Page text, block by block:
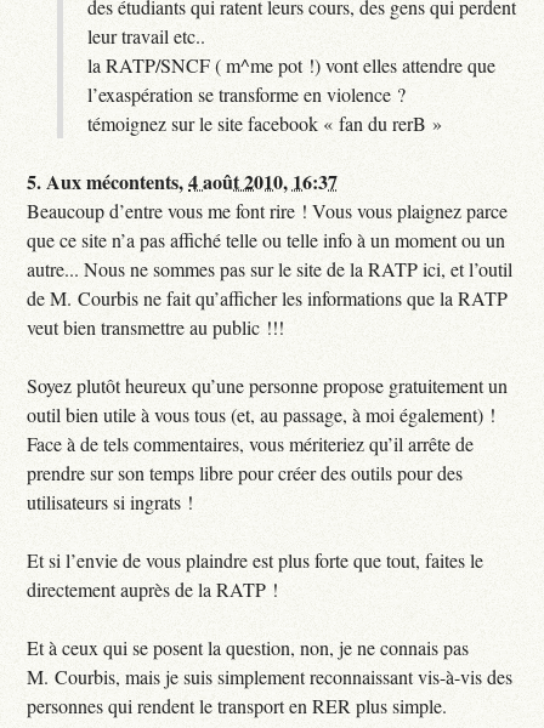
des étudiants qui ratent leurs cours, des gens qui perdent
leur travail etc..
la RATP/SNCF ( m^me pot !) vont elles attendre que
l’exaspération se transforme en violence ?
témoignez sur le site facebook « fan du rerB »
5.Aux mécontents,4 août 2010, 16:37
Beaucoup d’entre vous me font rire ! Vous vous plaignez parce
que ce site n’a pas affiché telle ou telle info à un moment ou un
autre... Nous ne sommes pas sur le site de la RATP ici, et l’outil
de M. Courbis ne fait qu’afficher les informations que la RATP
veut bien transmettre au public !!!
Soyez plutôt heureux qu’une personne propose gratuitement un
outil bien utile à vous tous (et, au passage, à moi également) !
Face à de tels commentaires, vous mériteriez qu’il arrête de
prendre sur son temps libre pour créer des outils pour des
utilisateurs si ingrats !
Et si l’envie de vous plaindre est plus forte que tout, faites le
directement auprès de la RATP !
Et à ceux qui se posent la question, non, je ne connais pas
M. Courbis, mais je suis simplement reconnaissant vis-à-vis des
personnes qui rendent le transport en RER plus simple.